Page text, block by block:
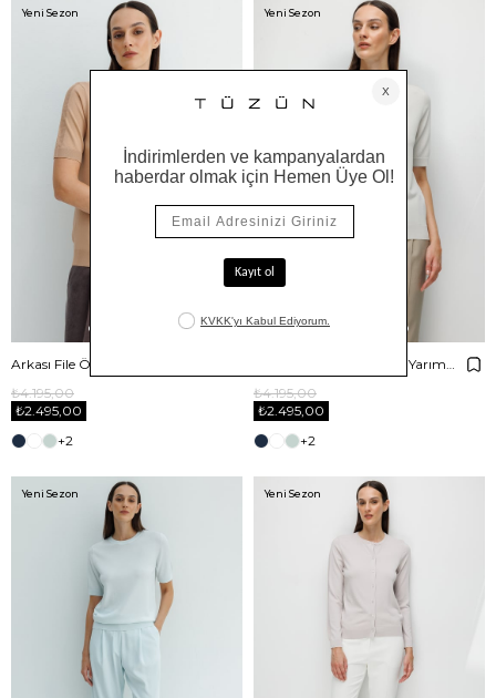
₺2.495,00
₺4.195,00
+2
Yeni Sezon
Arkası File Örgü O Yaka Yarım Kol Triko
₺2.495,00
₺4.195,00
+2
Yeni Sezon
Yeni Sezon Yeni Sezon